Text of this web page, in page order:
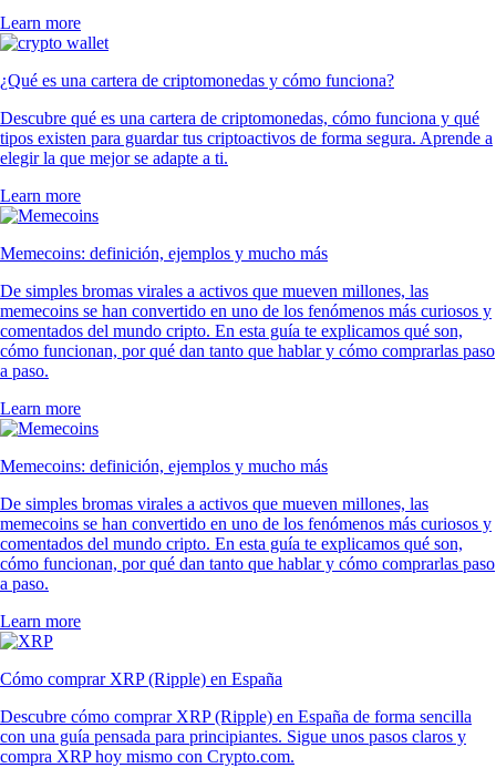
Learn more
¿Qué es una cartera de criptomonedas y cómo funciona?
Descubre qué es una cartera de criptomonedas, cómo funciona y qué
tipos existen para guardar tus criptoactivos de forma segura. Aprende a
elegir la que mejor se adapte a ti.
Learn more
Memecoins: definición, ejemplos y mucho más
De simples bromas virales a activos que mueven millones, las
memecoins se han convertido en uno de los fenómenos más curiosos y
comentados del mundo cripto. En esta guía te explicamos qué son,
cómo funcionan, por qué dan tanto que hablar y cómo comprarlas paso
a paso.
Learn more
Memecoins: definición, ejemplos y mucho más
De simples bromas virales a activos que mueven millones, las
memecoins se han convertido en uno de los fenómenos más curiosos y
comentados del mundo cripto. En esta guía te explicamos qué son,
cómo funcionan, por qué dan tanto que hablar y cómo comprarlas paso
a paso.
Learn more
Cómo comprar XRP (Ripple) en España
Descubre cómo comprar XRP (Ripple) en España de forma sencilla
con una guía pensada para principiantes. Sigue unos pasos claros y
compra XRP hoy mismo con Crypto.com.